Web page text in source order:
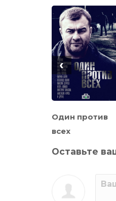
Один против
всех
‹
Оставьте